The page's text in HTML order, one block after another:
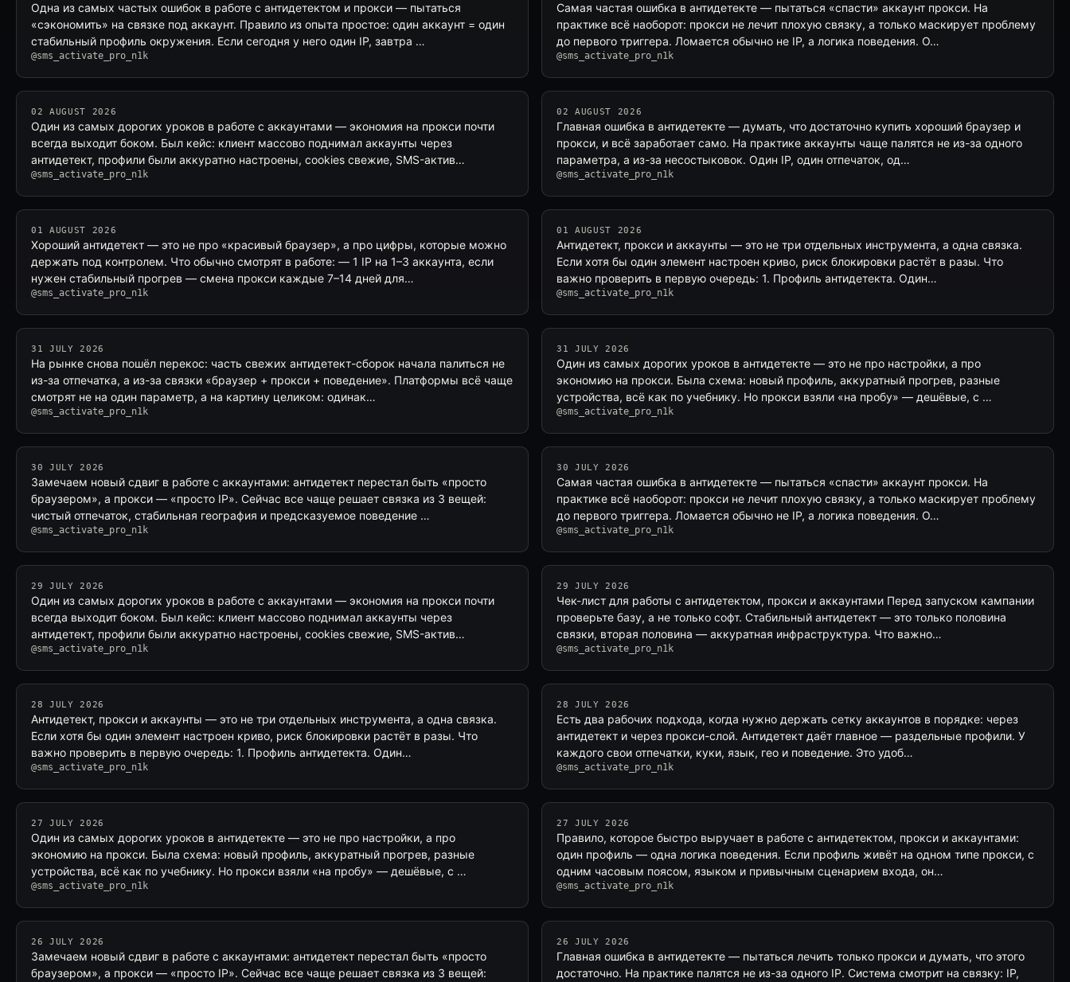
Одна из самых частых ошибок в работе с антидетектом и прокси — пытаться
«сэкономить» на связке под аккаунт. Правило из опыта простое: один аккаунт = один
стабильный профиль окружения. Если сегодня у него один IP, завтра …
@sms_activate_pro_n1k
Самая частая ошибка в антидетекте — пытаться «спасти» аккаунт прокси. На
практике всё наоборот: прокси не лечит плохую связку, а только маскирует проблему
до первого триггера. Ломается обычно не IP, а логика поведения. О…
@sms_activate_pro_n1k
02 AUGUST 2026
Один из самых дорогих уроков в работе с аккаунтами — экономия на прокси почти
всегда выходит боком. Был кейс: клиент массово поднимал аккаунты через
антидетект, профили были аккуратно настроены, cookies свежие, SMS-актив…
@sms_activate_pro_n1k
02 AUGUST 2026
Главная ошибка в антидетекте — думать, что достаточно купить хороший браузер и
прокси, и всё заработает само. На практике аккаунты чаще палятся не из-за одного
параметра, а из-за несостыковок. Один IP, один отпечаток, од…
@sms_activate_pro_n1k
01 AUGUST 2026
Хороший антидетект — это не про «красивый браузер», а про цифры, которые можно
держать под контролем. Что обычно смотрят в работе: — 1 IP на 1–3 аккаунта, если
нужен стабильный прогрев — смена прокси каждые 7–14 дней для…
@sms_activate_pro_n1k
01 AUGUST 2026
Антидетект, прокси и аккаунты — это не три отдельных инструмента, а одна связка.
Если хотя бы один элемент настроен криво, риск блокировки растёт в разы. Что
важно проверить в первую очередь: 1. Профиль антидетекта. Один…
@sms_activate_pro_n1k
31 JULY 2026
На рынке снова пошёл перекос: часть свежих антидетект-сборок начала палиться не
из-за отпечатка, а из-за связки «браузер + прокси + поведение». Платформы всё чаще
смотрят не на один параметр, а на картину целиком: одинак…
@sms_activate_pro_n1k
31 JULY 2026
Один из самых дорогих уроков в антидетекте — это не про настройки, а про
экономию на прокси. Была схема: новый профиль, аккуратный прогрев, разные
устройства, всё как по учебнику. Но прокси взяли «на пробу» — дешёвые, с …
@sms_activate_pro_n1k
30 JULY 2026
Замечаем новый сдвиг в работе с аккаунтами: антидетект перестал быть «просто
браузером», а прокси — «просто IP». Сейчас все чаще решает связка из 3 вещей:
чистый отпечаток, стабильная география и предсказуемое поведение …
@sms_activate_pro_n1k
30 JULY 2026
Самая частая ошибка в антидетекте — пытаться «спасти» аккаунт прокси. На
практике всё наоборот: прокси не лечит плохую связку, а только маскирует проблему
до первого триггера. Ломается обычно не IP, а логика поведения. О…
@sms_activate_pro_n1k
29 JULY 2026
Один из самых дорогих уроков в работе с аккаунтами — экономия на прокси почти
всегда выходит боком. Был кейс: клиент массово поднимал аккаунты через
антидетект, профили были аккуратно настроены, cookies свежие, SMS-актив…
@sms_activate_pro_n1k
29 JULY 2026
Чек-лист для работы с антидетектом, прокси и аккаунтами Перед запуском кампании
проверьте базу, а не только софт. Стабильный антидетект — это только половина
связки, вторая половина — аккуратная инфраструктура. Что важно…
@sms_activate_pro_n1k
28 JULY 2026
Антидетект, прокси и аккаунты — это не три отдельных инструмента, а одна связка.
Если хотя бы один элемент настроен криво, риск блокировки растёт в разы. Что
важно проверить в первую очередь: 1. Профиль антидетекта. Один…
@sms_activate_pro_n1k
28 JULY 2026
Есть два рабочих подхода, когда нужно держать сетку аккаунтов в порядке: через
антидетект и через прокси-слой. Антидетект даёт главное — раздельные профили. У
каждого свои отпечатки, куки, язык, гео и поведение. Это удоб…
@sms_activate_pro_n1k
27 JULY 2026
Один из самых дорогих уроков в антидетекте — это не про настройки, а про
экономию на прокси. Была схема: новый профиль, аккуратный прогрев, разные
устройства, всё как по учебнику. Но прокси взяли «на пробу» — дешёвые, с …
@sms_activate_pro_n1k
27 JULY 2026
Правило, которое быстро выручает в работе с антидетектом, прокси и аккаунтами:
один профиль — одна логика поведения. Если профиль живёт на одном типе прокси, с
одним часовым поясом, языком и привычным сценарием входа, он…
@sms_activate_pro_n1k
26 JULY 2026
Замечаем новый сдвиг в работе с аккаунтами: антидетект перестал быть «просто
браузером», а прокси — «просто IP». Сейчас все чаще решает связка из 3 вещей:
26 JULY 2026
Главная ошибка в антидетекте — пытаться лечить только прокси и думать, что этого
достаточно. На практике палятся не из-за одного IP. Система смотрит на связку: IP,